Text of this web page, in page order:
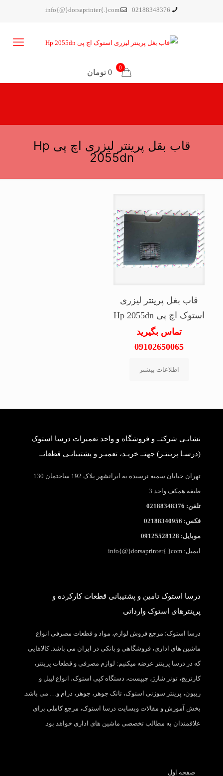
02188348376
info{@}dorsaprinter{.}com
0
0 تومان
قاب بقل پرینتر لیزری اچ پی Hp
2055dn
قاب بغل پرینتر لیزری
استوک اچ پی Hp 2055dn
تماس بگیرید
09102650065
اطلاعات بیشتر
نشانـی شرکتــ و فروشگاه و واحد تعمیرات درسا استوک
(درسـا پرینتـر) جهتــ خریـد، تعمیـر و پشتیبانـی قطعاتــ
تهران خیابان سمیه نرسیده به ایرانشهر پلاک 192 ساختمان 130
طبقه همکف واحد 3
تلفن: 02188348376
فکس: 02188340956
موبایل: 09125528128
ایمیل: info{@}dorsaprinter{.}com
درسا استوک تامین و پشتیبانی قطعات کارکرده و
پرینترهای استوک وارداتی
درسا استوک؛ مرجع فروش لوازم، مواد و قطعات مصرفی انواع
ماشین های اداری، فروشگاهی و بانکی در ایران می باشد. کالاهایی
که در درسا پرینتر عرضه میکنیم: لوازم مصرفی و قطعات پرینتر،
کارتریج، تونر شارژ، چیپست، دستگاه کپی استوک، انواع لیبل و
ریبون، پرینتر سوزنی استوک، تانک جوهر، جوهر، درام و… می باشد.
بخش آموزش و مقالات وبسایت درسا استوک، مرجع کاملی برای
علاقمندان به مطالب تخصصی ماشین های اداری خواهد بود.
صفحه اول